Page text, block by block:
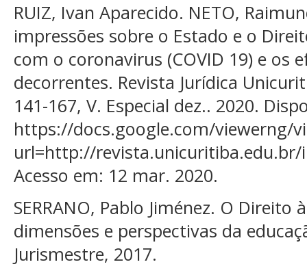
RUIZ, Ivan Aparecido. NETO,
impressões sobre o Estado e o
com o coronavirus (COVID 19) e os
decorrentes. Revista Jurídica
141-167, V. Especial dez.. 2020.
https://docs.google.com/viewerng/
url=http://revista.unicuritiba.edu.br/
Acesso em: 12 mar. 2020.
SERRANO, Pablo Jiménez. O
dimensões e perspectivas da
Jurismestre, 2017.